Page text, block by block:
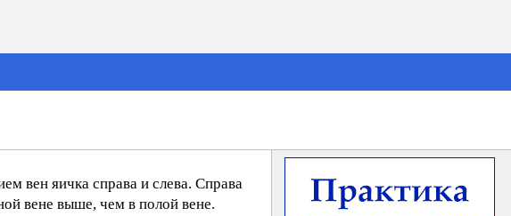
вен яичка справа и слева. Справа
вене выше, чем в полой вене.